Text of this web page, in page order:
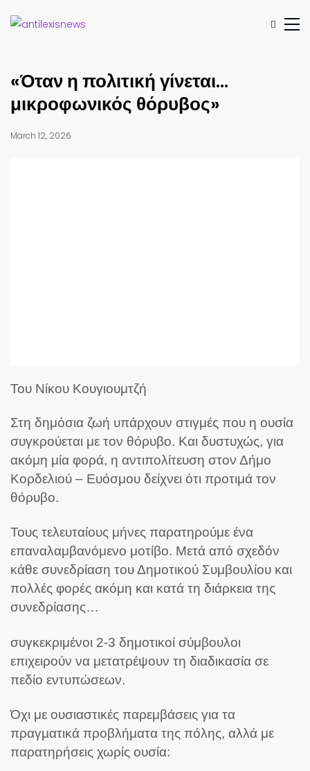
«Όταν η πολιτική γίνεται…
μικροφωνικός θόρυβος»
March 12, 2026
Του Νίκου Κουγιουμτζή
Στη δημόσια ζωή υπάρχουν στιγμές που η ουσία
συγκρούεται με τον θόρυβο. Και δυστυχώς, για
ακόμη μία φορά, η αντιπολίτευση στον Δήμο
Κορδελιού – Ευόσμου δείχνει ότι προτιμά τον
θόρυβο.
Τους τελευταίους μήνες παρατηρούμε ένα
επαναλαμβανόμενο μοτίβο. Μετά από σχεδόν
κάθε συνεδρίαση του Δημοτικού Συμβουλίου και
πολλές φορές ακόμη και κατά τη διάρκεια της
συνεδρίασης…
συγκεκριμένοι 2-3 δημοτικοί σύμβουλοι
επιχειρούν να μετατρέψουν τη διαδικασία σε
πεδίο εντυπώσεων.
Όχι με ουσιαστικές παρεμβάσεις για τα
πραγματικά προβλήματα της πόλης, αλλά με
παρατηρήσεις χωρίς ουσία: